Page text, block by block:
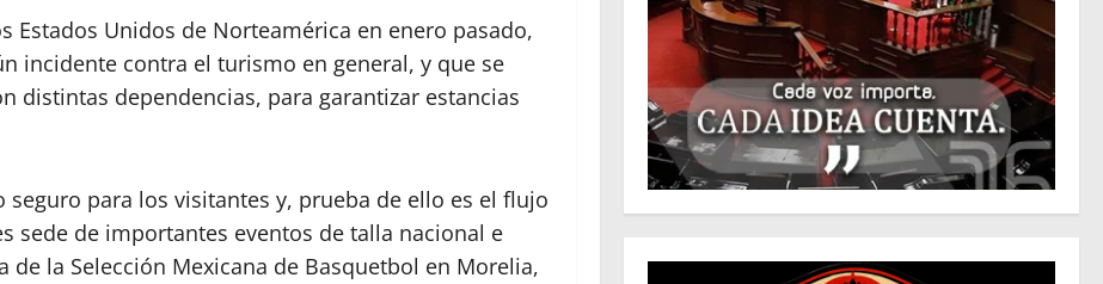
Estados Unidos de Norteamérica en enero pasado,
incidente contra el turismo en general, y que se
distintas dependencias, para garantizar estancias
para los visitantes y, prueba de ello es el flujo
sede de importantes eventos de talla nacional e
la Selección Mexicana de Basquetbol en Morelia,